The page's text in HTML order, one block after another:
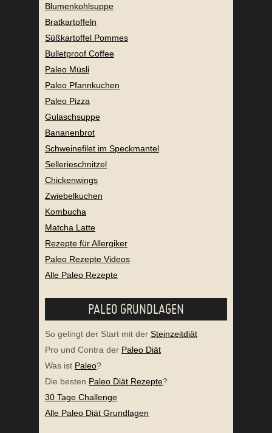
Blumenkohlsuppe
Bratkartoffeln
Süßkartoffel Pommes
Bulletproof Coffee
Paleo Müsli
Paleo Pfannkuchen
Paleo Pizza
Gulaschsuppe
Bananenbrot
Schweinefilet im Speckmantel
Sellerieschnitzel
Chickenwings
Zwiebelkuchen
Kombucha
Matcha Latte
Rezepte für Allergiker
Paleo Rezepte Videos
Alle Paleo Rezepte
PALEO GRUNDLAGEN
So gelingt der Start mit der Steinzeitdiät
Pro und Contra der Paleo Diät
Was ist Paleo?
Die besten Paleo Diät Rezepte?
30 Tage Challenge
Alle Paleo Diät Grundlagen